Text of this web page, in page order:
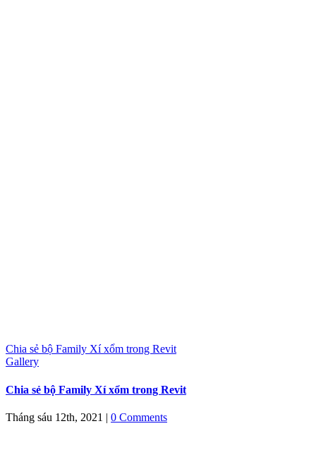
Chia sẻ bộ Family Xí xổm trong Revit
Gallery
Chia sẻ bộ Family Xí xổm trong Revit
Tháng sáu 12th, 2021 | 0 Comments